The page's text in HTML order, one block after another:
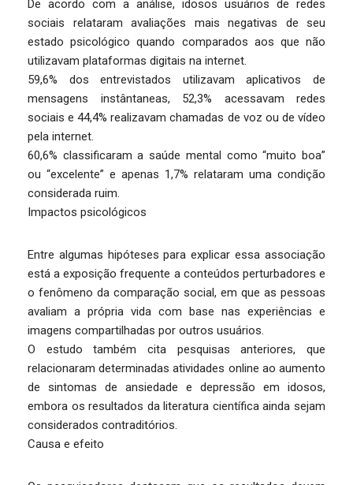
De acordo com a análise, idosos usuários de redes
sociais relataram avaliações mais negativas de seu
estado psicológico quando comparados aos que não
utilizavam plataformas digitais na internet.
59,6% dos entrevistados utilizavam aplicativos de
mensagens instântaneas, 52,3% acessavam redes
sociais e 44,4% realizavam chamadas de voz ou de vídeo
pela internet.
60,6% classificaram a saúde mental como “muito boa”
ou “excelente” e apenas 1,7% relataram uma condição
considerada ruim.
Impactos psicológicos
Entre algumas hipóteses para explicar essa associação
está a exposição frequente a conteúdos perturbadores e
o fenômeno da comparação social, em que as pessoas
avaliam a própria vida com base nas experiências e
imagens compartilhadas por outros usuários.
O estudo também cita pesquisas anteriores, que
relacionaram determinadas atividades online ao aumento
de sintomas de ansiedade e depressão em idosos,
embora os resultados da literatura científica ainda sejam
considerados contraditórios.
Causa e efeito